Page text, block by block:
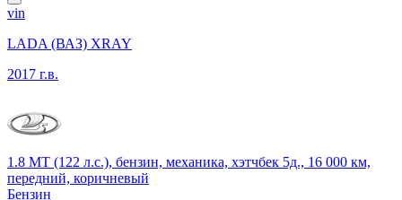
vin
LADA (ВАЗ) XRAY
2017 г.в.
1.8 MT (122 л.с.), бензин, механика, хэтчбек 5д., 16 000 км,
передний, коричневый
Бензин